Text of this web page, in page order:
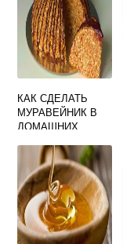
КАК СДЕЛАТЬ
МУРАВЕЙНИК В
ДОМАШНИХ
МЕДОМ